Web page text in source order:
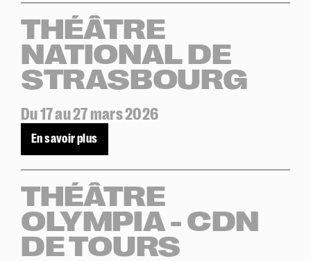
THÉÂTRE
NATIONAL DE
STRASBOURG
Du 17 au 27 mars 2026
En savoir plus
THÉÂTRE
OLYMPIA - CDN
DE TOURS